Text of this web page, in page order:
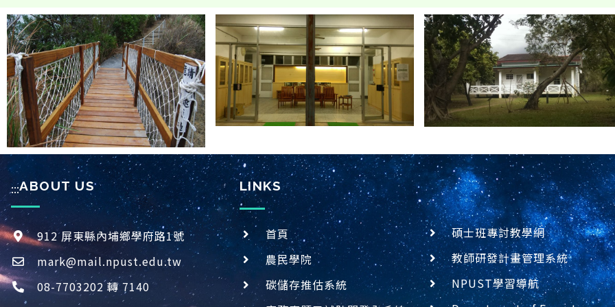
:::ABOUT US
912 屏東縣內埔鄉學府路1號
mark@mail.npust.edu.tw
08-7703202 轉 7140
LINKS
首頁
農民學院
碳儲存推估系統
碩士班專討教學網
教師研發計畫管理系統
NPUST學習導航